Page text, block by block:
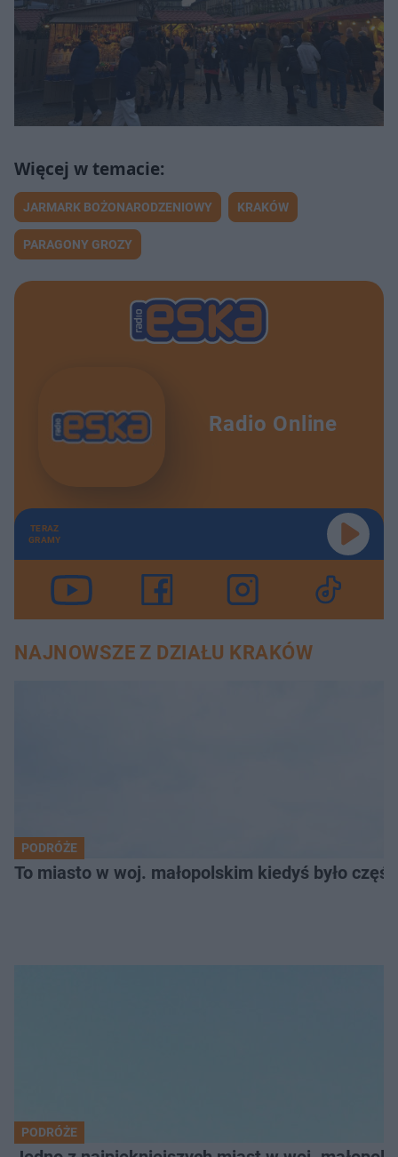
JARMARK BOŻONARODZENIOWY KRAKÓW
PARAGONY GROZY
Radio Online
TERAZ
GRAMY
NAJNOWSZE Z DZIAŁU KRAKÓW
PODRÓŻE
To miasto w woj. małopolskim kiedyś było
PODRÓŻE